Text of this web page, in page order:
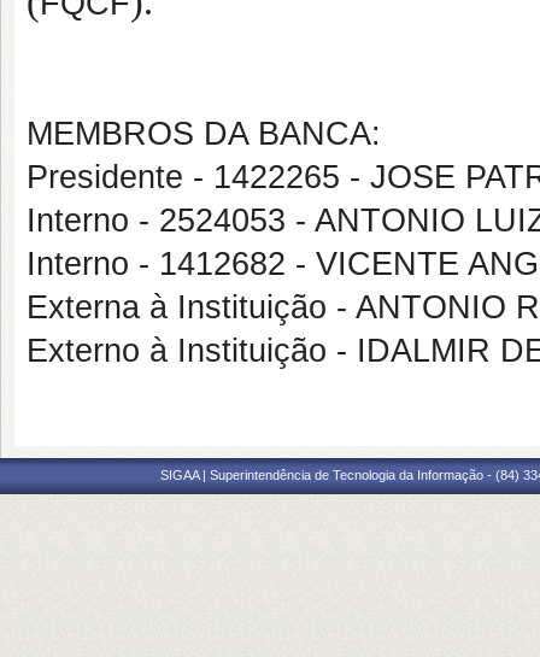
MEMBROS DA BANCA:
Presidente - 1422265 - JOSE
Interno - 2524053 - ANTONIO
Interno - 1412682 - VICENTE
Externa à Instituição - ANTONIO
Externo à Instituição - IDALMIR
SIGAA | Superintendência de Tecnologia da Informação - (84)